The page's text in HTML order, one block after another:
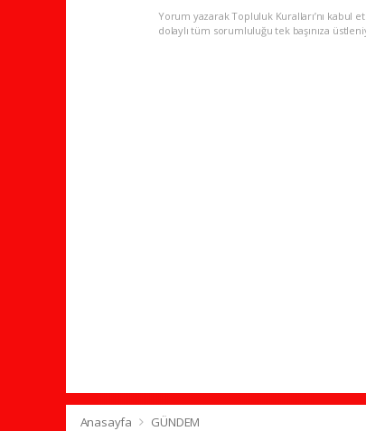
Yorum yazarak Topluluk Kuralları’nı kabul
dolaylı tüm sorumluluğu tek başınıza
Anasayfa GÜNDEM